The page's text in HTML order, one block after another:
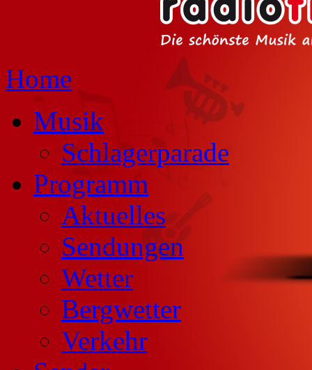
Home
Musik
Schlagerparade
Programm
Aktuelles
Sendungen
Wetter
Bergwetter
Verkehr